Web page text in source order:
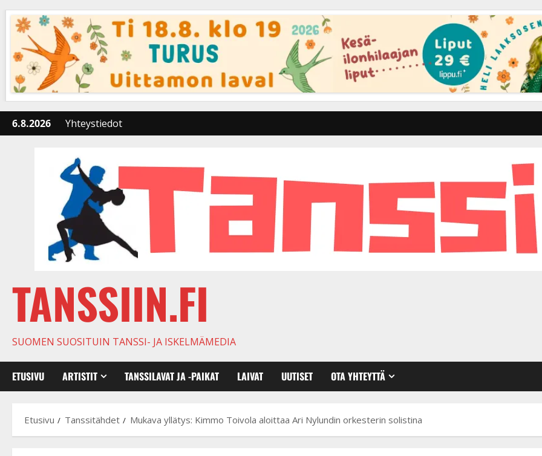
content
6.8.2026 Yhteystiedot
TANSSIIN.FI
SUOMEN SUOSITUIN TANSSI- JA ISKELMÄMEDIA
ETUSIVU ARTISTIT TANSSILAVAT JA -PAIKAT LAIVAT UUTISET OTA YHTEYTTÄ
Etusivu Tanssitähdet Mukava yllätys: Kimmo Toivola aloittaa Ari Nylundin orkesterin solistina